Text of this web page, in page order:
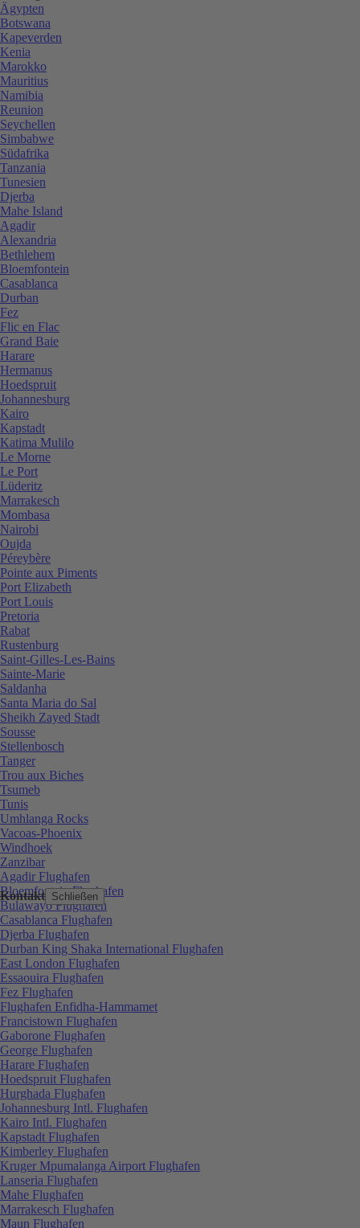
Kontakt Schließen
Ägypten
Botswana
Kapeverden
Kenia
Marokko
Mauritius
Namibia
Reunion
Seychellen
Simbabwe
Südafrika
Tanzania
Tunesien
Djerba
Mahe Island
Agadir
Alexandria
Bethlehem
Bloemfontein
Casablanca
Durban
Fez
Flic en Flac
Grand Baie
Harare
Hermanus
Hoedspruit
Johannesburg
Kairo
Kapstadt
Katima Mulilo
Le Morne
Le Port
Lüderitz
Marrakesch
Mombasa
Nairobi
Oujda
Péreybère
Pointe aux Piments
Port Elizabeth
Port Louis
Pretoria
Rabat
Rustenburg
Saint-Gilles-Les-Bains
Sainte-Marie
Saldanha
Santa Maria do Sal
Sheikh Zayed Stadt
Sousse
Stellenbosch
Tanger
Trou aux Biches
Tsumeb
Tunis
Umhlanga Rocks
Vacoas-Phoenix
Windhoek
Zanzibar
Agadir Flughafen
Bloemfontein Flughafen
Bulawayo Flughafen
Casablanca Flughafen
Djerba Flughafen
Durban King Shaka International Flughafen
East London Flughafen
Essaouira Flughafen
Fez Flughafen
Flughafen Enfidha-Hammamet
Francistown Flughafen
Gaborone Flughafen
George Flughafen
Harare Flughafen
Hoedspruit Flughafen
Hurghada Flughafen
Johannesburg Intl. Flughafen
Kairo Intl. Flughafen
Kapstadt Flughafen
Kimberley Flughafen
Kruger Mpumalanga Airport Flughafen
Lanseria Flughafen
Mahe Flughafen
Marrakesch Flughafen
Maun Flughafen